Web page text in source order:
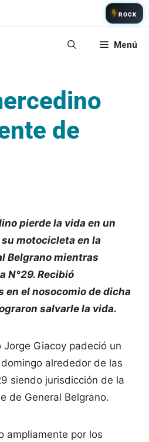
ROCK
Menú
de
pierde la vida en un
motocicleta en la
Belgrano mientras
N°29. Recibió
en el nosocomio de dicha
salvarle la vida.
Jorge Giacoy padeció un
alrededor de las
siendo jurisdicción de la
de General Belgrano.
ampliamente por los